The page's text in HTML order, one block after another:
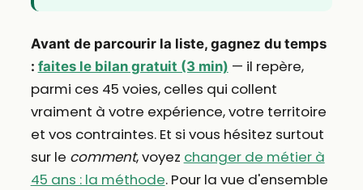
Avant de parcourir la liste, gagnez du temps
: faites le bilan gratuit (3 min) — il repère,
parmi ces 45 voies, celles qui collent
vraiment à votre expérience, votre territoire
et vos contraintes. Et si vous hésitez surtout
sur le comment, voyez changer de métier à
45 ans : la méthode. Pour la vue d'ensemble